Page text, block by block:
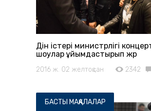
Дін істері министрлігі
шоулар ұйымдастырып жүр
2016 ж. 02 желтоқсан 2342
БАСТЫ МАҚАЛАЛАР